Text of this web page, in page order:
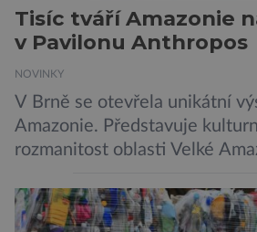
Tisíc tváří Amazonie
v Pavilonu Anthropos
NOVINKY
V Brně se otevřela unikátní
Amazonie. Představuje
rozmanitost oblasti Velké
obyvatel tohoto kulturního
pozoruhodné je, že se jedná